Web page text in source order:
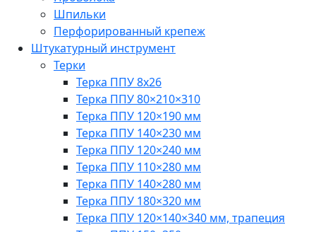
Шпильки
Перфорированный крепеж
Штукатурный инструмент
Терки
Терка ППУ 8х26
Терка ППУ 80×210×310
Терка ППУ 120×190 мм
Терка ППУ 140×230 мм
Терка ППУ 120×240 мм
Терка ППУ 110×280 мм
Терка ППУ 140×280 мм
Терка ППУ 180×320 мм
Терка ППУ 120×140×340 мм, трапеция